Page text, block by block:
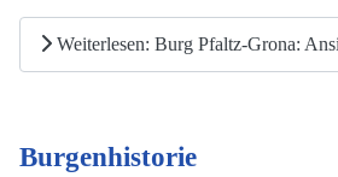
Weiterlesen: Burg Pfaltz-Grona:
Burgenhistorie